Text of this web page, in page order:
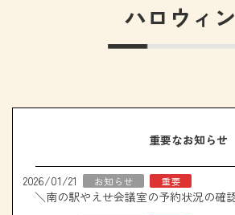
ハロウィン
重要なお知らせ
2026/01/21 お知らせ 重要